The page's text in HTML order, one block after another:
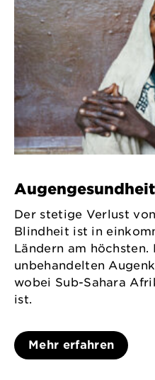
Der stetige Verlust
Blindheit ist in
Ländern am
unbehandelten
wobei Sub-Sahara
ist.
Mehr erfahren